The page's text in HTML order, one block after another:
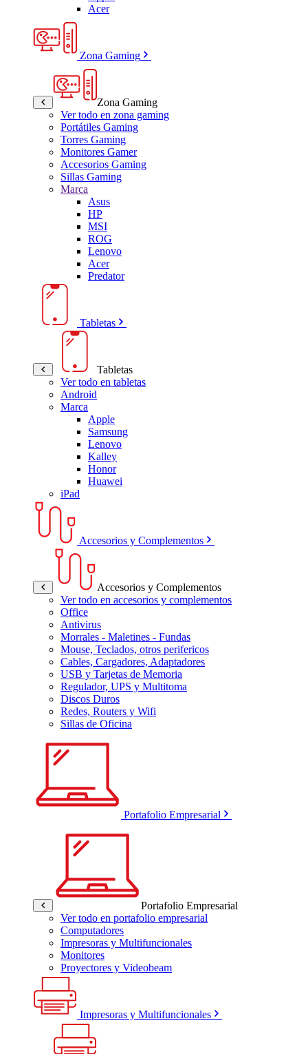
Acer
Zona Gaming
Zona Gaming
Ver todo en zona gaming
Portátiles Gaming
Torres Gaming
Monitores Gamer
Accesorios Gaming
Sillas Gaming
Marca
Asus
HP
MSI
ROG
Lenovo
Acer
Predator
Tabletas
Tabletas
Ver todo en tabletas
Android
Marca
Apple
Samsung
Lenovo
Kalley
Honor
Huawei
iPad
Accesorios y Complementos
Accesorios y Complementos
Ver todo en accesorios y complementos
Office
Antivirus
Morrales - Maletines - Fundas
Mouse, Teclados, otros perifericos
Cables, Cargadores, Adaptadores
USB y Tarjetas de Memoria
Regulador, UPS y Multitoma
Discos Duros
Redes, Routers y Wifi
Sillas de Oficina
Portafolio Empresarial
Portafolio Empresarial
Ver todo en portafolio empresarial
Computadores
Impresoras y Multifuncionales
Monitores
Proyectores y Videobeam
Impresoras y Multifuncionales